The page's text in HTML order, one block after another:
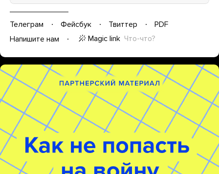
Телеграм Фейсбук Твиттер
PDF
Напишите нам
Magic link Что-что?